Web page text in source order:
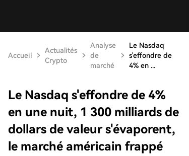
Accueil
Actualités
Crypto
Analyse
de
marché
Le Nasdaq
s'effondre de
4% en ...
Le Nasdaq s'effondre de 4%
en une nuit, 1 300 milliards de
dollars de valeur s'évaporent,
le marché américain frappé